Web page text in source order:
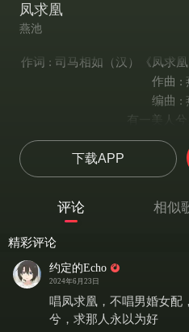
凤求凰
燕池
作词 : 司马相如（汉）《凤求
作曲 :
编曲 :
有一美人
一日不见
凤飞翱翔
无奈佳人
匪报也永
凤兮凤兮归故乡
将琴代语
凤兮凤兮归故乡
下载APP
评论 相似
精彩评论
约定的Echo
2024年6月23日
唱凤求凰，不唱男婚女配
兮，求那人永以为好